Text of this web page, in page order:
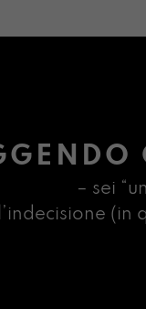
– sei
(in